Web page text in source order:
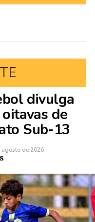
divulga
de
Sub-13
agosto de 2026